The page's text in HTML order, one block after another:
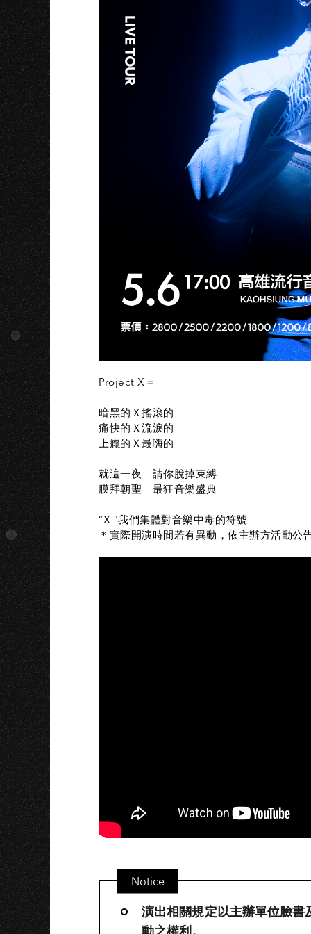
Project X＝
暗黑的Ｘ搖滾的
痛快的Ｘ流淚的
上癮的Ｘ最嗨的
就這一夜 請你脫掉束縛
膜拜朝聖 最狂音樂盛典
“X ”我們集體對音樂中毒的符號
＊實際開演時間若有異動，依主辦方活動公
Notice
演出相關規定以主辦單位臉